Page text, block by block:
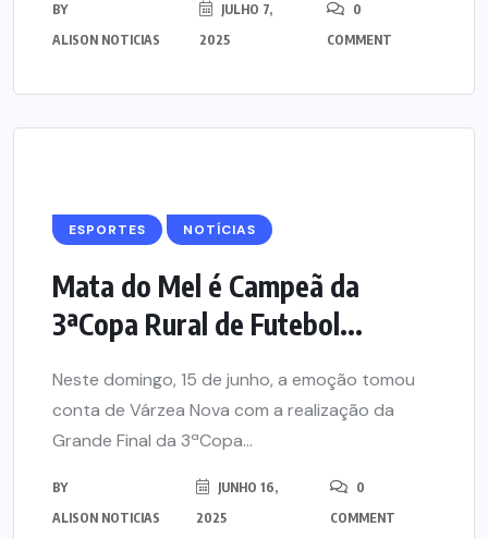
BY
ALISON NOTICIAS
JULHO 7,
2025
0
COMMENT
ESPORTES NOTÍCIAS
Mata do Mel é Campeã da
3ªCopa Rural de Futebol...
Neste domingo, 15 de junho, a emoção tomou
conta de Várzea Nova com a realização da
Grande Final da 3ªCopa...
BY
ALISON NOTICIAS
JUNHO 16,
2025
0
COMMENT